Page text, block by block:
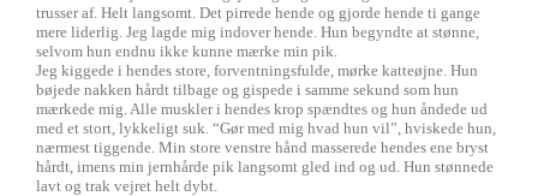
trusser af. Helt langsomt. Det pirrede hende og gjorde hende ti gange
mere liderlig. Jeg lagde mig indover hende. Hun begyndte at stønne,
selvom hun endnu ikke kunne mærke min pik.
Jeg kiggede i hendes store, forventningsfulde, mørke katteøjne. Hun
bøjede nakken hårdt tilbage og gispede i samme sekund som hun
mærkede mig. Alle muskler i hendes krop spændtes og hun åndede ud
med et stort, lykkeligt suk. “Gør med mig hvad hun vil”, hviskede hun,
nærmest tiggende. Min store venstre hånd masserede hendes ene bryst
hårdt, imens min jernhårde pik langsomt gled ind og ud. Hun stønnede
lavt og trak vejret helt dybt.